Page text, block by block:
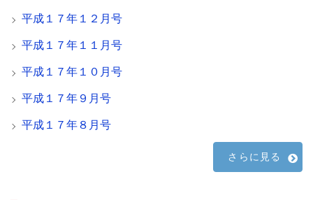
平成１７年１２月号
平成１７年１１月号
平成１７年１０月号
平成１７年９月号
平成１７年８月号
さらに見る